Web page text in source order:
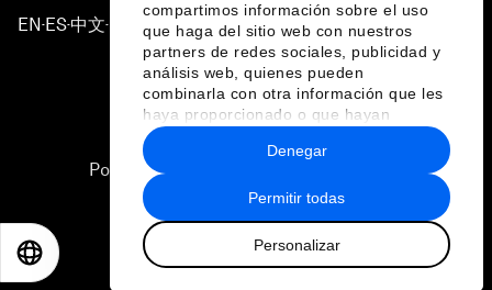
compartimos información sobre el uso
que haga del sitio web con nuestros
partners de redes sociales, publicidad y
análisis web, quienes pueden
combinarla con otra información que les
haya proporcionado o que hayan
recopilado a partir del uso que haya
hecho de sus servicios.
Permitir todas
Personalizar
Denegar
EN ▪ES▪中文▪ 日本語
Política de privacidad y normas de uso
Sitemap
2026 Foro Económico Mundial